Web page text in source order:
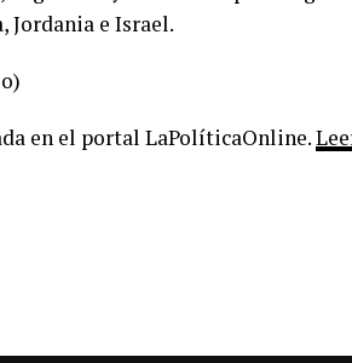
Jordania e Israel.
en el portal LaPolíticaOnline.